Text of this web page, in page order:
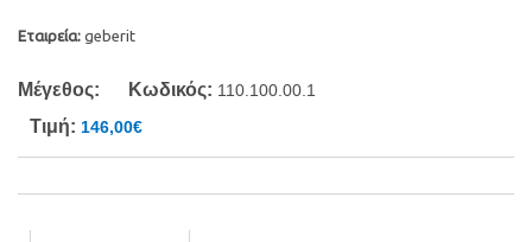
Εταιρεία: geberit
Μέγεθος: Κωδικός: 110.100.00.1
Τιμή: 146,00€